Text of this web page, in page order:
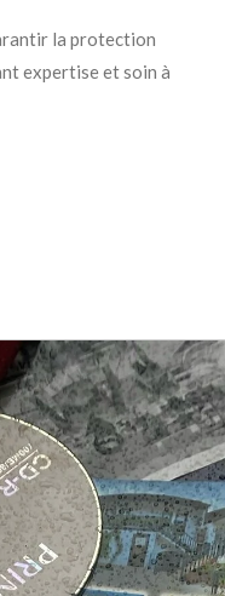
la protection
expertise et soin à